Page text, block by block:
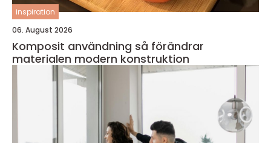
inspiration
06. August 2026
Komposit användning så förändrar
materialen modern konstruktion